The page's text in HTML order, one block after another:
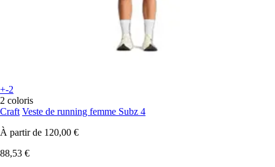
+-2
2 coloris
Craft Veste de running femme Subz 4
À partir de 120,00 €
88,53 €